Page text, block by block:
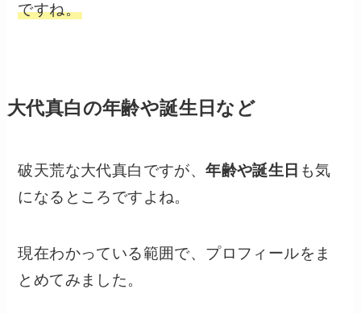
ですね。
大代真白の年齢や誕生日など
破天荒な大代真白ですが、年齢や誕生日 も気
になるところですよね。
現在わかっている範囲で、プロフィールをま
とめてみました。